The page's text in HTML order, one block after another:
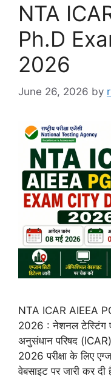
NTA
Ph.D
2026
June 26, 2026 by
NTA ICAR AIEEA
2026 : नेशनल टेस्टिंग
अनुसंधान परिषद
2026 परीक्षा के लिए
वेबसाइट पर जारी कर